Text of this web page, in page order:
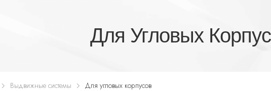
Для Угловых
Выдвижные системы Для угловых корпусов